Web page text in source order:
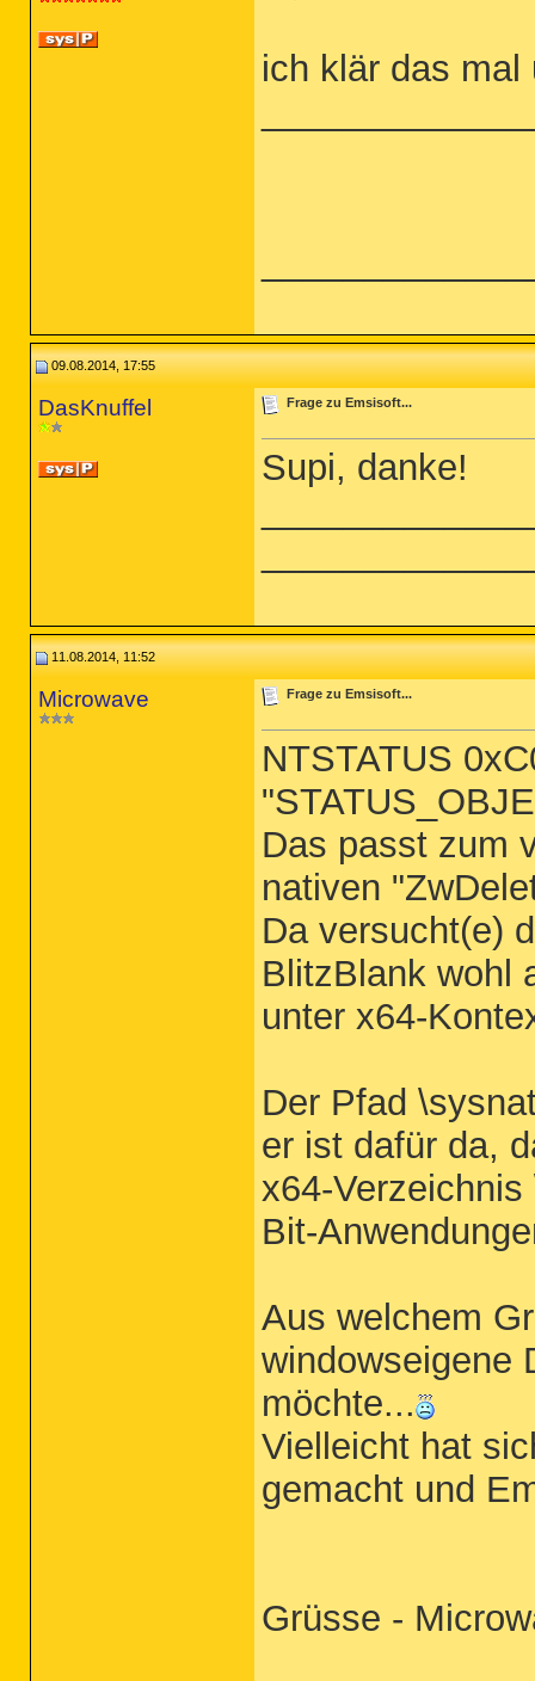
ich klär das mal
09.08.2014, 17:55
DasKnuffel Frage zu Emsisoft...
Supi, danke!
11.08.2014, 11:52
Microwave Frage zu Emsisoft...
NTSTATUS
Das passt zum
nativen
Da versucht(e)
BlitzBlank wohl
unter x64-
Der Pfad
er ist dafür da,
x64-
Bit-
Aus welchem
windowseigene
möchte...
Vielleicht hat
gemacht und
Grüsse -